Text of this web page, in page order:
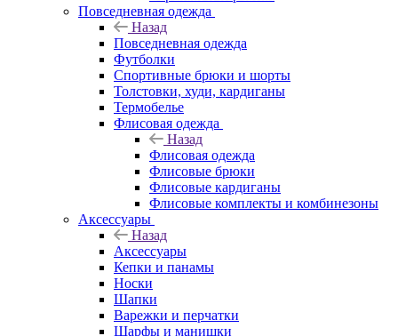
Повседневная одежда
Назад
Повседневная одежда
Футболки
Спортивные брюки и шорты
Толстовки, худи, кардиганы
Термобелье
Флисовая одежда
Назад
Флисовая одежда
Флисовые брюки
Флисовые кардиганы
Флисовые комплекты и комбинезоны
Аксессуары
Назад
Аксессуары
Кепки и панамы
Носки
Шапки
Варежки и перчатки
Шарфы и манишки